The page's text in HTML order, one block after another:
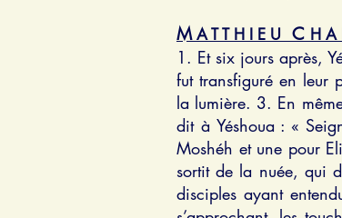
MA T T H I E U C H A
1. Et six jours après,
fut transfiguré en leur
la lumière. 3. En
dit à Yéshoua : «
Moshéh et une pour
sortit de la nuée, qui
disciples ayant